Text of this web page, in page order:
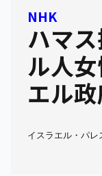
NHK
ハマ
ル人
エル
イスラエル・パレ